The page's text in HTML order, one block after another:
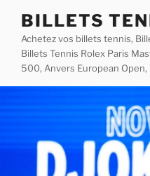
content
BILLETS
Achetez vos billets tennis,
Billets Tennis Rolex Paris
500, Anvers European